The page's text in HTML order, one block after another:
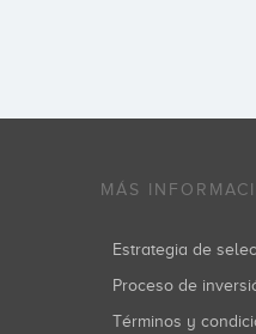
MÁS
Estrategia de
Proceso de
Términos y